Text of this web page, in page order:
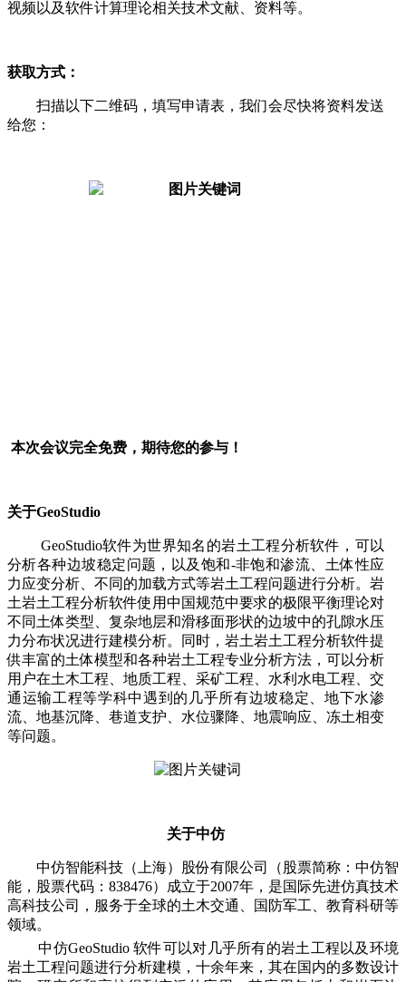
视频以及软件计算理论相关技术文献、资料等。
获取方式：
扫描以下二维码，填写申请表，我们会尽快将资料发送
给您：
本次会议完全免费，期待您的参与！
关于GeoStudio
GeoStudio软件为世界知名的岩土工程分析软件，可以
分析各种边坡稳定问题，以及饱和-非饱和渗流、土体性应
力应变分析、不同的加载方式等岩土工程问题进行分析。岩
土岩土工程分析软件使用中国规范中要求的极限平衡理论对
不同土体类型、复杂地层和滑移面形状的边坡中的孔隙水压
力分布状况进行建模分析。同时，岩土岩土工程分析软件提
供丰富的土体模型和各种岩土工程专业分析方法，可以分析
用户在土木工程、地质工程、采矿工程、水利水电工程、交
通运输工程等学科中遇到的几乎所有边坡稳定、地下水渗
流、地基沉降、巷道支护、水位骤降、地震响应、冻土相变
等问题。
关于中仿
中仿智能科技（上海）股份有限公司（股票简称：中仿智
能，股票代码：838476）成立于2007年，是国际先进仿真技术
高科技公司，服务于全球的土木交通、国防军工、教育科研等
领域。
中仿GeoStudio 软件可以对几乎所有的岩土工程以及环境
岩土工程问题进行分析建模，十余年来，其在国内的多数设计